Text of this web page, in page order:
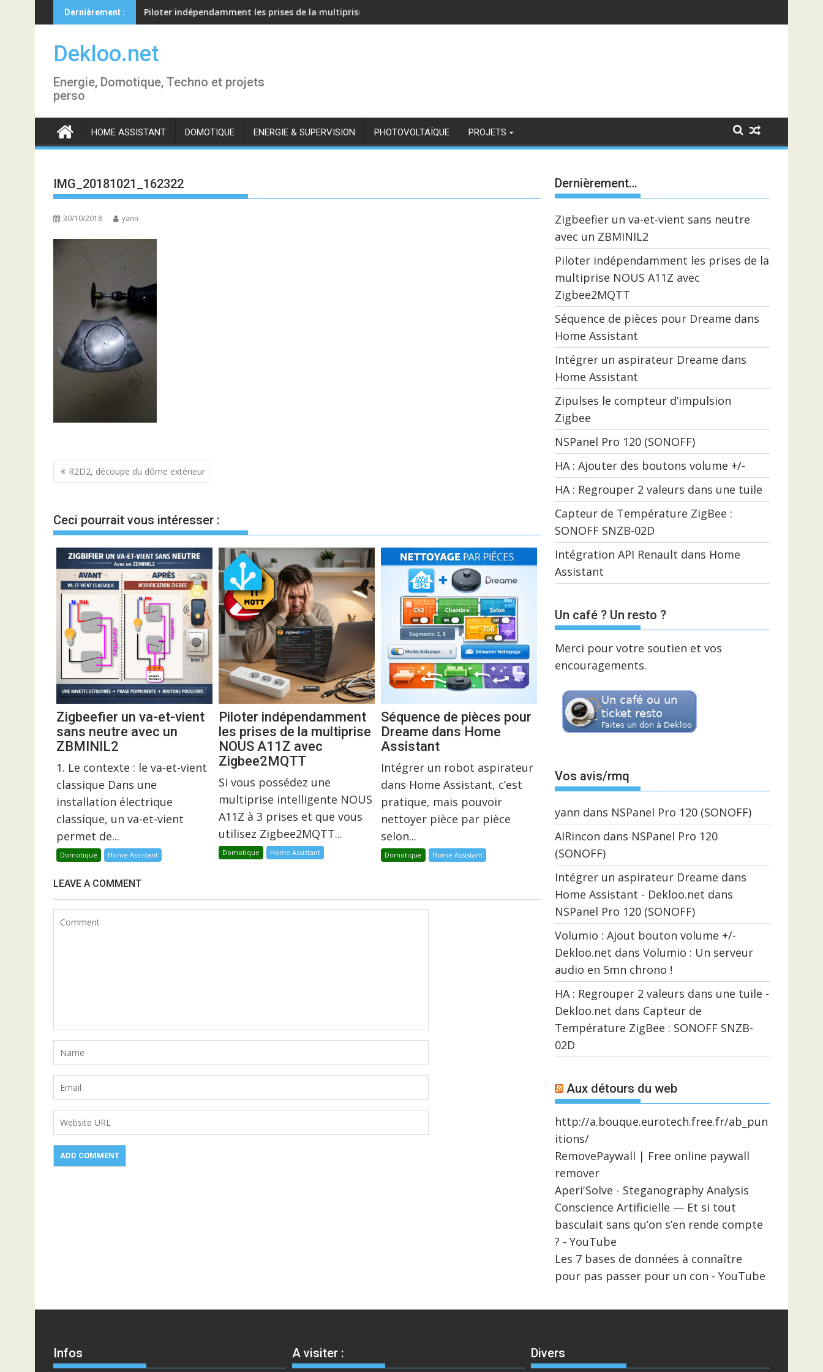
to
content
Dernièrement : Piloter indépendamment les prises de la multiprise NOUS A11Z avec Zigbee2MQTT
Dekloo.net
Energie, Domotique, Techno et projets
perso
HOME ASSISTANT DOMOTIQUE ENERGIE & SUPERVISION PHOTOVOLTAÏQUE PROJETS
IMG_20181021_162322
30/10/2018 yann
Navigation
l’article
R2D2, découpe du dôme extérieur
Ceci pourrait vous intéresser :
Zigbeefier un va-et-vient
sans neutre avec un
ZBMINIL2
1. Le contexte : le va-et-vient
classique Dans une
installation électrique
classique, un va-et-vient
permet de...
Domotique Home Assistant
Piloter indépendamment
les prises de la multiprise
NOUS A11Z avec
Zigbee2MQTT
Si vous possédez une
multiprise intelligente NOUS
A11Z à 3 prises et que vous
utilisez Zigbee2MQTT...
Domotique Home Assistant
Séquence de pièces pour
Dreame dans Home
Assistant
Intégrer un robot aspirateur
dans Home Assistant, c’est
pratique, mais pouvoir
nettoyer pièce par pièce
selon...
Domotique Home Assistant
LEAVE A COMMENT
Dernièrement…
Zigbeefier un va-et-vient sans neutre
avec un ZBMINIL2
Piloter indépendamment les prises de la
multiprise NOUS A11Z avec
Zigbee2MQTT
Séquence de pièces pour Dreame dans
Home Assistant
Intégrer un aspirateur Dreame dans
Home Assistant
Zipulses le compteur d’impulsion
Zigbee
NSPanel Pro 120 (SONOFF)
HA : Ajouter des boutons volume +/-
HA : Regrouper 2 valeurs dans une tuile
Capteur de Température ZigBee :
SONOFF SNZB-02D
Intégration API Renault dans Home
Assistant
Un café ? Un resto ?
Merci pour votre soutien et vos
encouragements.
Vos avis/rmq
yann dans NSPanel Pro 120 (SONOFF)
AIRincon dans NSPanel Pro 120
(SONOFF)
Intégrer un aspirateur Dreame dans
Home Assistant - Dekloo.net dans
NSPanel Pro 120 (SONOFF)
Volumio : Ajout bouton volume +/-
Dekloo.net dans Volumio : Un serveur
audio en 5mn chrono !
HA : Regrouper 2 valeurs dans une tuile -
Dekloo.net dans Capteur de
Température ZigBee : SONOFF SNZB-
02D
Aux détours du web
http://a.bouque.eurotech.free.fr/ab_pun
itions/
RemovePaywall | Free online paywall
remover
Aperi'Solve - Steganography Analysis
Conscience Artificielle — Et si tout
basculait sans qu’on s’en rende compte
? - YouTube
Les 7 bases de données à connaître
pour pas passer pour un con - YouTube
Infos A visiter : Divers